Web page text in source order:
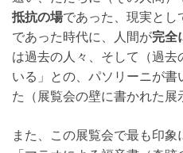
抵抗の場であった、現実とし
であった時代に、人間が完全
は過去の人々、そして（過
いる」との、パソリーニが
た（展覧会の壁に書かれた展
また、この展覧会で最も印象